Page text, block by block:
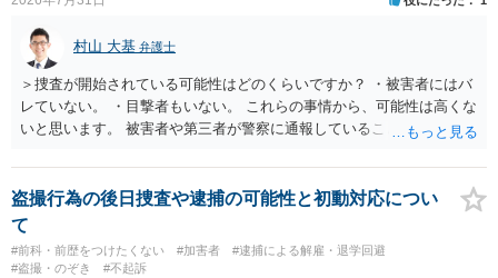
都道府県の迷惑防止条例違反になることもあります）。2度としないこ
とをお勧めいたします。ご参考にしてください。
村山 大基 弁護士
＞捜査が開始されている可能性はどのくらいですか？ ・被害者にはバ
レていない。 ・目撃者もいない。 これらの事情から、可能性は高くな
いと思います。 被害者や第三者が警察に通報していることは考えにく
からです。 保護観察期間中とのことですので、 必要なら医師の診察を
受けるなども検討なさると良いと思います。
盗撮行為の後日捜査や逮捕の可能性と初動対応につい
て
#前科・前歴をつけたくない #加害者
#逮捕による解雇・退学回避
#盗撮・のぞき
#不起訴